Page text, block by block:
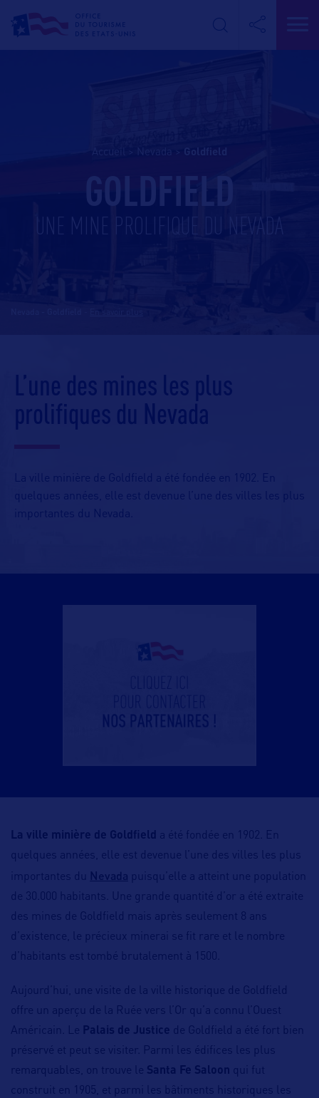
Accueil goldfield
GOLDFIELD
UNE MINE PROLIFIQUE DU NEVADA
L’une des mines les plus
prolifiques du Nevada
La ville minière de Goldfield a été fondée en 1902. En
quelques années, elle est devenue l’une des villes les plus
importantes du Nevada.
La ville minière de Goldfield a été fondée en 1902. En
quelques années, elle est devenue l’une des villes les plus
importantes du Nevada puisqu’elle a atteint une population
de 30.000 habitants. Une grande quantité d’or a été extraite
des mines de Goldfield mais après seulement 8 ans
d’existence, le précieux minerai se fit rare et le nombre
d’habitants est tombé brutalement à 1500.
Aujourd’hui, une visite de la ville historique de Goldfield
offre un aperçu de la Ruée vers l’Or qu’a connu l’Ouest
Américain. Le Palais de Justice de Goldfield a été fort bien
préservé et peut se visiter. Parmi les édifices les plus
remarquables, on trouve le Santa Fe Saloon qui fut
construit en 1905, et parmi les bâtiments historiques les